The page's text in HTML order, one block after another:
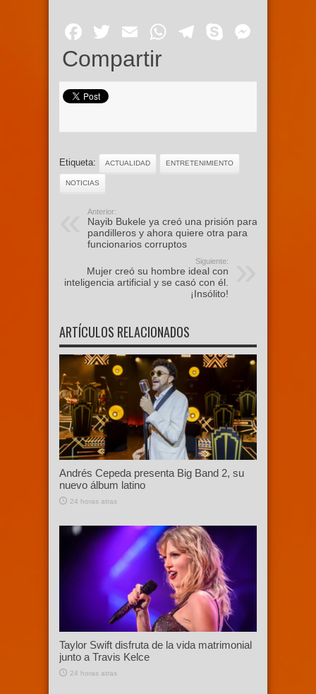
Facebook
Twitter
EmailWhatsApp
Telegram
Skype
Compartir
Etiqueta: ACTUALIDAD ENTRETENIMIENTO
NOTICIAS
Anterior:
Nayib Bukele ya creó una prisión para
pandilleros y ahora quiere otra para
funcionarios corruptos
Siguiente:
Mujer creó su hombre ideal con
inteligencia artificial y se casó con él.
¡Insólito!
ARTÍCULOS RELACIONADOS
Andrés Cepeda presenta Big Band 2, su
nuevo álbum latino
24 horas atras
Taylor Swift disfruta de la vida matrimonial
junto a Travis Kelce
24 horas atras